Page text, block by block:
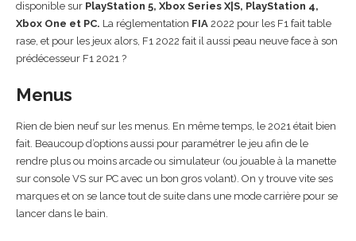
disponible sur PlayStation 5, Xbox Series X|S, PlayStation 4,
Xbox One et PC. La réglementation FIA 2022 pour les F1 fait table
rase, et pour les jeux alors, F1 2022 fait il aussi peau neuve face à son
prédécesseur F1 2021 ?
Menus
Rien de bien neuf sur les menus. En même temps, le 2021 était bien
fait. Beaucoup d’options aussi pour paramétrer le jeu afin de le
rendre plus ou moins arcade ou simulateur (ou jouable à la manette
sur console VS sur PC avec un bon gros volant). On y trouve vite ses
marques et on se lance tout de suite dans une mode carrière pour se
lancer dans le bain.